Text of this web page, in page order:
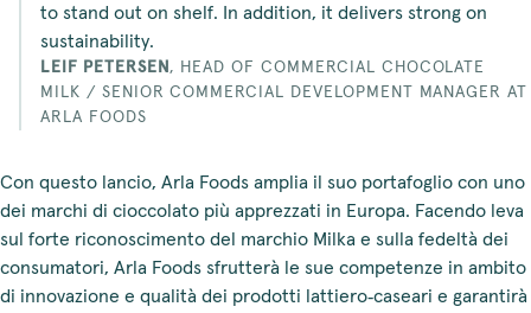
to stand out on shelf. In addition, it delivers strong on
sustainability.
LEIF PETERSEN , HEAD OF COMMERCIAL CHOCOLATE
MILK / SENIOR COMMERCIAL DEVELOPMENT MANAGER AT
ARLA FOODS
Con questo lancio, Arla Foods amplia il suo portafoglio con uno
dei marchi di cioccolato più apprezzati in Europa. Facendo leva
sul forte riconoscimento del marchio Milka e sulla fedeltà dei
consumatori, Arla Foods sfrutterà le sue competenze in ambito
di innovazione e qualità dei prodotti lattiero‑caseari e garantirà